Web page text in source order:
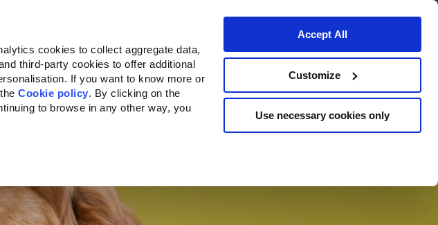
cookies to collect aggregate data,
third-party cookies to offer additional
If you want to know more or
theCookie policy. By clicking on the
to browse in any other way, you
Accept All
Customize
Use necessary cookies only
projecten Over ons Waar te koop